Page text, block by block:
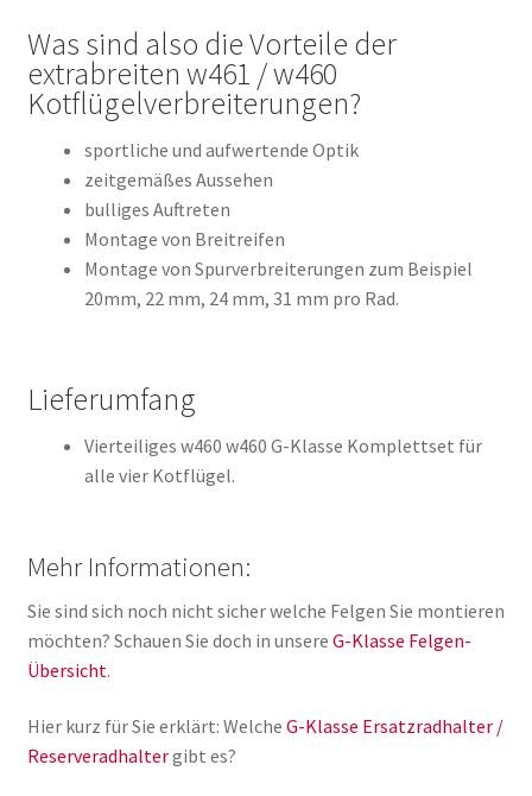
Was sind also die Vorteile der
extrabreiten w461 / w460
Kotflügelverbreiterungen?
sportliche und aufwertende Optik
zeitgemäßes Aussehen
bulliges Auftreten
Montage von Breitreifen
Montage von Spurverbreiterungen zum Beispiel
20mm, 22 mm, 24 mm, 31 mm pro Rad.
Lieferumfang
Vierteiliges w460 w460 G-Klasse Komplettset für
alle vier Kotflügel.
Mehr Informationen:
Sie sind sich noch nicht sicher welche Felgen Sie montieren
möchten? Schauen Sie doch in unsere G-Klasse Felgen-
Übersicht.
Hier kurz für Sie erklärt: Welche G-Klasse Ersatzradhalter /
Reserveradhaltergibt es?